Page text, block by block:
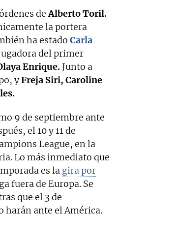
deAlberto Toril.
la portera
ha estado Carla
del primer
Enrique. Junto a
yFreja Siri, Caroline
9 de septiembre ante
el 10 y 11 de
League, en la
Lo más inmediato que
es la gira por
fuera de Europa. Se
que el 3 de
harán ante el América.